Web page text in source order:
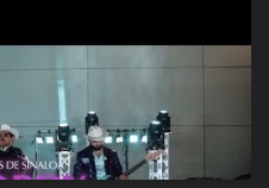
te olvidaremos, aquí
a vernos El recuerdo que yo
corazón me llevo lo mismo que
no puedo mirarte, mas se
mi gran ángel, El desespero me